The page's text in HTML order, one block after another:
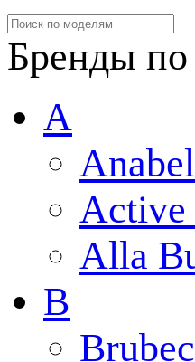
Бренды по
A
Active
Alla
B